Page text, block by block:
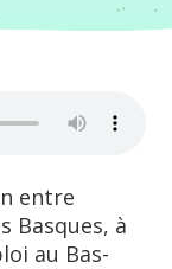
entre
Basques, à
au Bas-